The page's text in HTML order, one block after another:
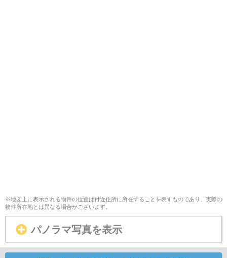
※地図上に表示される物件の位置は付近住所に所在することを表すものであり、実際の
物件所在地とは異なる場合がございます。
パノラマ写真を表示